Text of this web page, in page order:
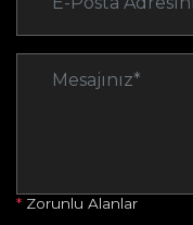
* Zorunlu Alanlar